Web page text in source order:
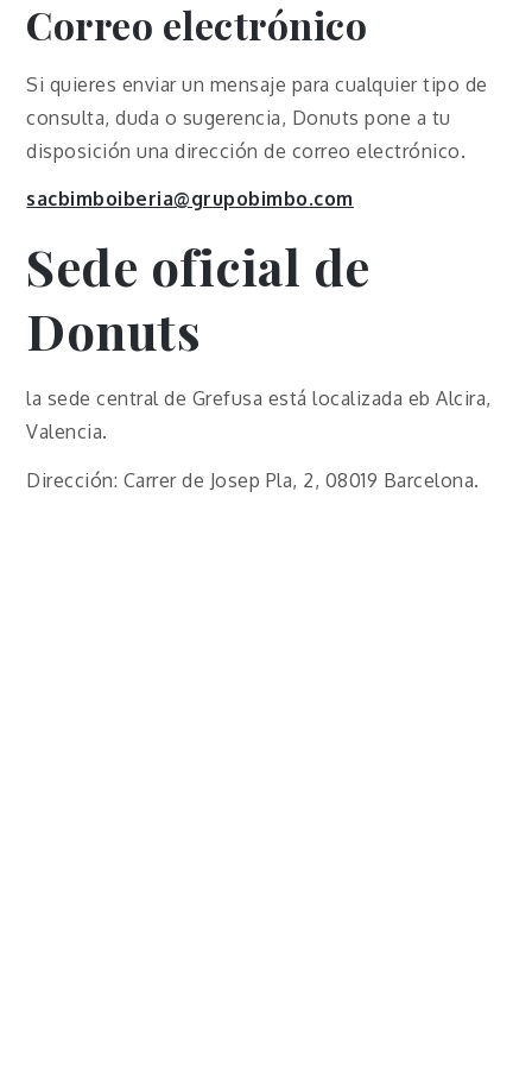
Correo electrónico
Si quieres enviar un mensaje para cualquier tipo de
consulta, duda o sugerencia, Donuts pone a tu
disposición una dirección de correo electrónico.
sacbimboiberia@grupobimbo.com
Sede oficial de
Donuts
la sede central de Grefusa está localizada eb Alcira,
Valencia.
Dirección: Carrer de Josep Pla, 2, 08019 Barcelona.